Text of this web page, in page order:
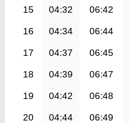
15 04:32 06:42
16 04:34 06:44
17 04:37 06:45
18 04:39 06:47
19 04:42 06:48
20 04:44 06:49